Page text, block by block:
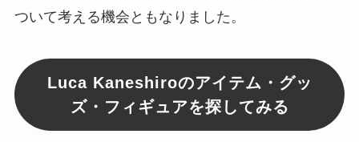
ついて考える機会ともなりました。
Luca Kaneshiroのアイテム・グッ
ズ・フィギュアを探してみる